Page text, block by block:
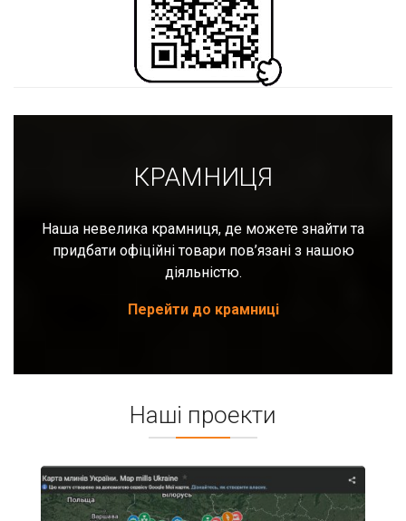
КРАМНИЦЯ
Наша невелика крамниця, де можете знайти та
придбати офіційні товари пов’язані з нашою
діяльністю.
Перейти до крамниці
Наші проекти